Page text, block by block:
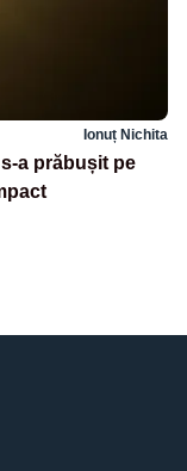
Ionuț Nichita
a prăbușit pe